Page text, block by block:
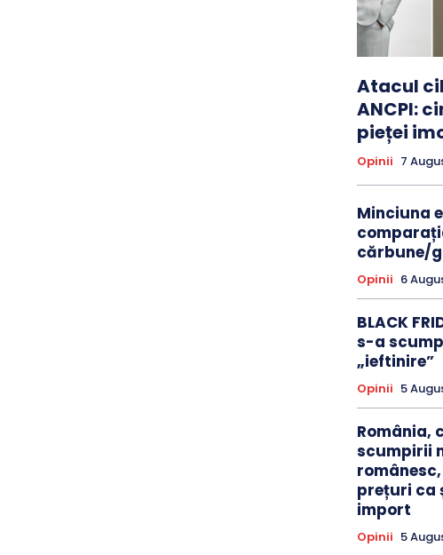
Atacul
ANCPI:
pieței
Opinii 7
Minciuna
cărbune/
Opinii 6
BLACK
s-a
„ieftinire”
Opinii 5
România,
scumpirii
prețuri ca
import
Opinii 5